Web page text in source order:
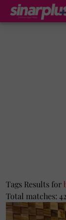
Tags Results for
Total matches: 42